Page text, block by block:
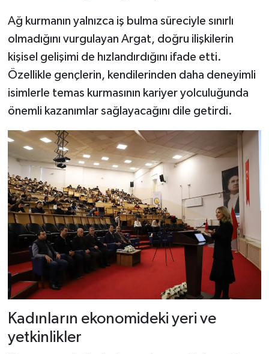
Ağ kurmanın yalnızca iş bulma süreciyle sınırlı
olmadığını vurgulayan Argat, doğru ilişkilerin
kişisel gelişimi de hızlandırdığını ifade etti.
Özellikle gençlerin, kendilerinden daha deneyimli
isimlerle temas kurmasının kariyer yolculuğunda
önemli kazanımlar sağlayacağını dile getirdi.
Kadınların ekonomideki yeri ve
yetkinlikler